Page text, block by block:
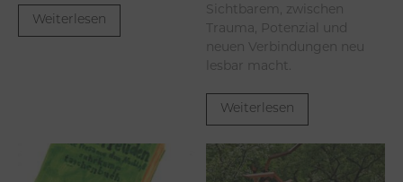
Weiterlesen
Sichtbarem, zwischen
Trauma, Potenzial und
neuen Verbindungen neu
lesbar macht.
Weiterlesen